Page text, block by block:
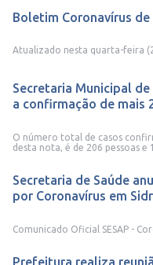
Boletim Coronavírus
Atualizado nesta quarta-feira
Secretaria Municipal de
a confirmação de mais
O número total de casos
desta nota, é de 206 pessoas e
Secretaria de Saúde
por Coronavírus em
Comunicado Oficial SESAP -
Prefeitura realiza